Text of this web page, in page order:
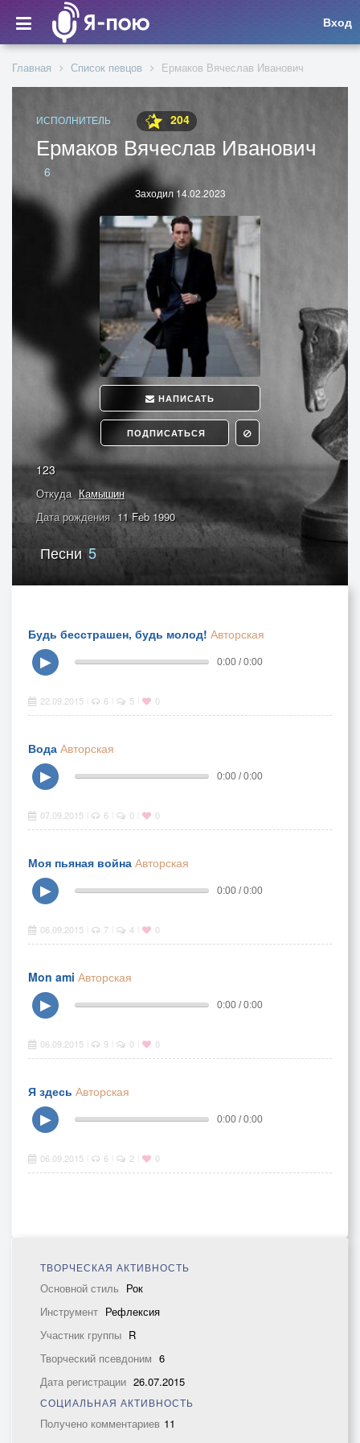
Вход
Главная Список певцов Ермаков Вячеслав Иванович
ИСПОЛНИТЕЛЬ 204
Ермаков Вячеслав Иванович
6
Заходил 14.02.2023
НАПИСАТЬ
ПОДПИСАТЬСЯ
123
Откуда Камышин
Дата рождения 11 Feb 1990
Песни5
Будь бесстрашен, будь молод! Авторская
▶
0:00 / 0:00
22.09.2015 6 5 0
Вода Авторская
▶
0:00 / 0:00
07.09.2015 6 0 0
Моя пьяная война Авторская
▶
0:00 / 0:00
06.09.2015 7 4 0
Mon ami Авторская
▶
0:00 / 0:00
06.09.2015 9 0 0
Я здесь Авторская
▶
0:00 / 0:00
06.09.2015 6 2 0
ТВОРЧЕСКАЯ АКТИВНОСТЬ
Основной стиль Рок
Инструмент Рефлексия
Участник группы R
Творческий псевдоним 6
Дата регистрации 26.07.2015
СОЦИАЛЬНАЯ АКТИВНОСТЬ
Получено комментариев 11